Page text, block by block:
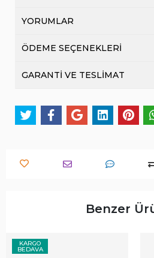
YORUMLAR
ÖDEME SEÇENEKLERİ
GARANTİ VE TESLİMAT
Benzer
KARGO
BEDAVA